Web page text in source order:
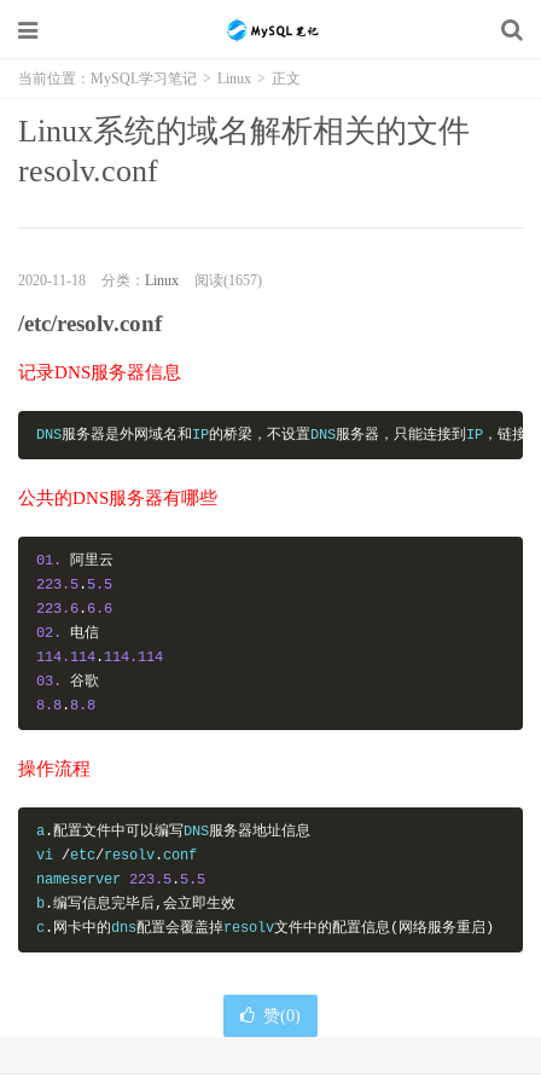
当前位置： MySQL学习笔记 > Linux > 正文
Linux系统的域名解析相关的文件
resolv.conf
2020-11-18 分类： Linux 阅读(1657)
/etc/resolv.conf
记录DNS服务器信息
DNS服务器是外网域名和IP的桥梁，不设置DNS服务器，只能连接到IP ，链接
公共的DNS服务器有哪些
01.
阿里云
223.5 . 5.5
223.6 . 6.6
02.
电信
114.114 . 114.114
03.
谷歌
8.8 .8.8
操作流程
a .配置文件中可以编写DNS服务器地址信息
vi /etc/resolv .conf
nameserver 223.5 . 5.5
b .编写信息完毕后,会立即生效
c .网卡中的dns配置会覆盖掉resolv文件中的配置信息(网络服务重启)
赞(0)